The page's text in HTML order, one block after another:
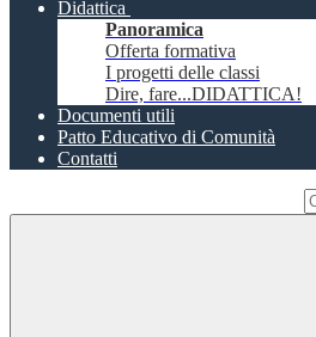
Didattica
Panoramica
Offerta formativa
I progetti delle classi
Dire, fare...DIDATTICA!
Documenti utili
Patto Educativo di Comunità
Contatti